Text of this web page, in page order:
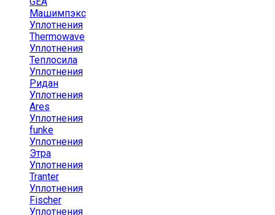
Машимпэкс
Уплотнения
Thermowave
Уплотнения
Теплосила
Уплотнения
Ридан
Уплотнения
Ares
Уплотнения
funke
Уплотнения
Этра
Уплотнения
Tranter
Уплотнения
Fischer
Уплотнения